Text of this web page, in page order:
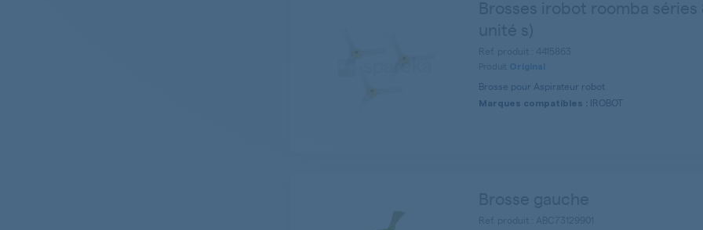
Original
Brosse pour Aspirateur robot
Marques compatibles : IROBOT